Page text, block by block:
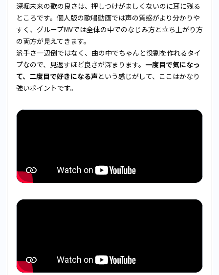
深堀未来の歌の良さは、押しつけがましくないのに耳に残る
ところです。個人版の歌唱動画では声の質感がより分かりや
すく、グループMVでは全体の中でのなじみ方と立ち上がり方
の両方が見えてきます。
派手さ一辺倒ではなく、曲の中でちゃんと役割を作れるタイ
プなので、見返すほど良さが深まります。 一度目で気になっ
て、二度目で好きになる声という感じがして、ここはかなり
強いポイントです。